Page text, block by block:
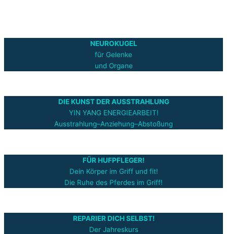
NEUROKUGEL
für Gelenke
und Organe
DIE KUNST DER AUSSTRAHLUNG
YIN YANG ENERGIEARBEIT!
Ausstrahlung–Anziehung–Abstoßung
FÜR HUFPFLEGER!
Dein Körper im Griff und fit!
Die Ruhe des Pferdes im Griff!
REPARIER DICH SELBST!
Der Jahreskurs